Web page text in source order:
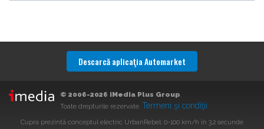
Descarcă aplicaţia Automarket
© 2006-2026 iMedia Plus Group.
Toate drepturile rezervate. Termeni şi condiţii
Cupra prezintă conceptul electric UrbanRebel: 0-100 km/h în 3.2 secunde